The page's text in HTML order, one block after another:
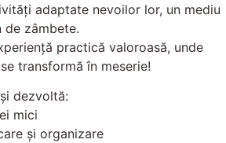
adaptate nevoilor lor, un mediu
de zâmbete.
practică valoroasă, unde
transformă în meserie!
dezvoltă:
mici
și organizare